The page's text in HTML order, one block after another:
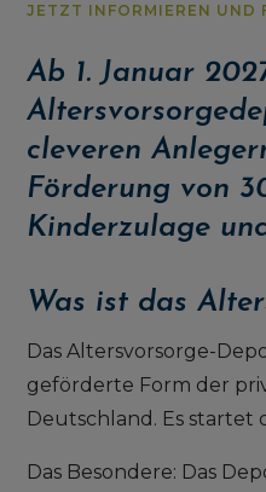
JETZT INFORMIEREN UND
Ab 1. Januar
cleveren
Förderung von
Kinderzulage
Was ist das
Das Altersvorsorge-
geförderte Form der
Deutschland. Es startet
Das Besondere: Das